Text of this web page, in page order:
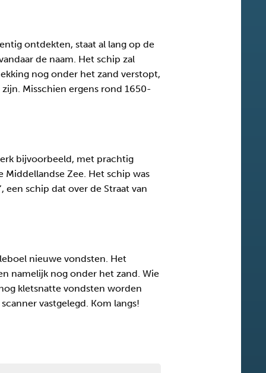
ontdekten, staat al lang op de
de naam. Het schip zal
nog onder het zand verstopt,
Misschien ergens rond 1650-
bijvoorbeeld, met prachtig
Zee. Het schip was
een schip dat over de Straat van
nieuwe vondsten. Het
namelijk nog onder het zand. Wie
kletsnatte vondsten worden
vastgelegd. Kom langs!